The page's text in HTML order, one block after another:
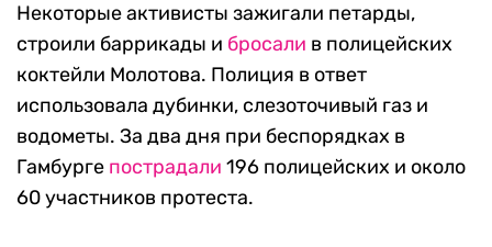
Некоторые активисты зажигали петарды,
строили баррикады и бросали в полицейских
коктейли Молотова. Полиция в ответ
использовала дубинки, слезоточивый газ и
водометы. За два дня при беспорядках в
Гамбурге пострадали 196 полицейских и около
60 участников протеста.